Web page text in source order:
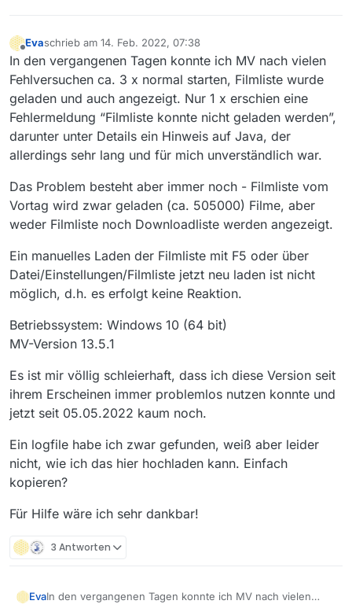
Offline
Evaschrieb am 14. Feb. 2022, 07:38
zuletzt editiert von
In den vergangenen Tagen konnte ich MV nach vielen
Fehlversuchen ca. 3 x normal starten, Filmliste wurde
geladen und auch angezeigt. Nur 1 x erschien eine
Fehlermeldung “Filmliste konnte nicht geladen werden”,
darunter unter Details ein Hinweis auf Java, der
allerdings sehr lang und für mich unverständlich war.
Das Problem besteht aber immer noch - Filmliste vom
Vortag wird zwar geladen (ca. 505000) Filme, aber
weder Filmliste noch Downloadliste werden angezeigt.
Ein manuelles Laden der Filmliste mit F5 oder über
Datei/Einstellungen/Filmliste jetzt neu laden ist nicht
möglich, d.h. es erfolgt keine Reaktion.
Betriebssystem: Windows 10 (64 bit)
MV-Version 13.5.1
Es ist mir völlig schleierhaft, dass ich diese Version seit
ihrem Erscheinen immer problemlos nutzen konnte und
jetzt seit 05.05.2022 kaum noch.
Ein logfile habe ich zwar gefunden, weiß aber leider
nicht, wie ich das hier hochladen kann. Einfach
kopieren?
Für Hilfe wäre ich sehr dankbar!
3 Antworten
EvaIn den vergangenen Tagen konnte ich MV nach vielen